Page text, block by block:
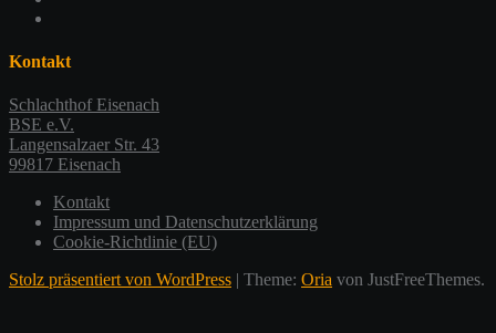
anzeigen
Twitter
auf
anzeigen
117365479044419725925
Google+
anzeigen
Kontakt
Schlachthof Eisenach
BSE e.V.
Langensalzaer Str. 43
99817 Eisenach
Kontakt
Impressum und Datenschutzerklärung
Cookie-Richtlinie (EU)
Stolz präsentiert von WordPress | Theme: Oria von JustFreeThemes.